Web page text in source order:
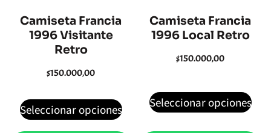
Camiseta Francia
1996 Visitante
Retro
$150.000,00
Seleccionar opciones
Camiseta Francia
1996 Local Retro
$150.000,00
Seleccionar opciones